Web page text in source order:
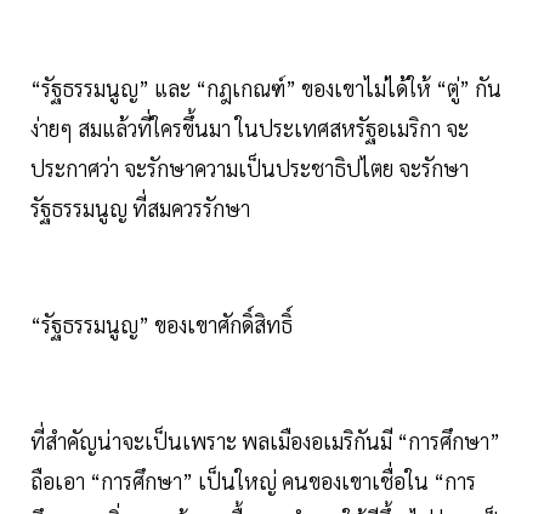
“รัฐธรรมนูญ” และ “กฎเกณฑ์” ของเขาไม่ได้ให้ “ตู่” กัน
ง่ายๆ สมแล้วที่ใครขึ้นมา ในประเทศสหรัฐอเมริกา จะ
ประกาศว่า จะรักษาความเป็นประชาธิปไตย จะรักษา
รัฐธรรมนูญ ที่สมควรรักษา
“รัฐธรรมนูญ” ของเขาศักดิ์สิทธิ์
ที่สำคัญน่าจะเป็นเพราะ พลเมืองอเมริกันมี “การศึกษา”
ถือเอา “การศึกษา” เป็นใหญ่ คนของเขาเชื่อใน “การ